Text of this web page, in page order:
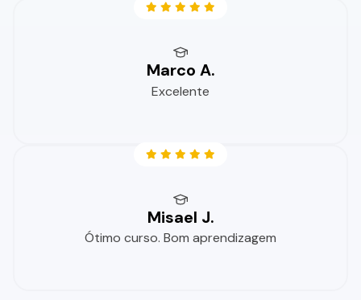
Marco A.
Excelente
Misael J.
Ótimo curso. Bom aprendizagem